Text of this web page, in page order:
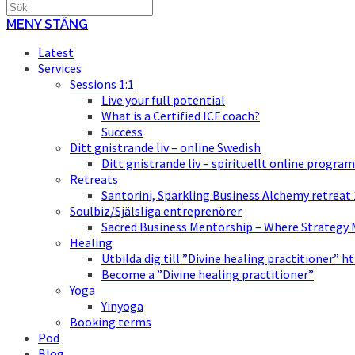
MENY STÄNG
Latest
Services
Sessions 1:1
Live your full potential
What is a Certified ICF coach?
Success
Ditt gnistrande liv – online Swedish
Ditt gnistrande liv – spirituellt online program
Retreats
Santorini, Sparkling Business Alchemy retreat
Soulbiz/Själsliga entreprenörer
Sacred Business Mentorship – Where Strategy
Healing
Utbilda dig till ”Divine healing practitioner” ht
Become a ”Divine healing practitioner”
Yoga
Yinyoga
Booking terms
Pod